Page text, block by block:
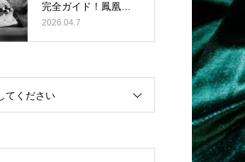
完全ガイド！鳳凰堂
で体験できる…
2026.04.7
てください